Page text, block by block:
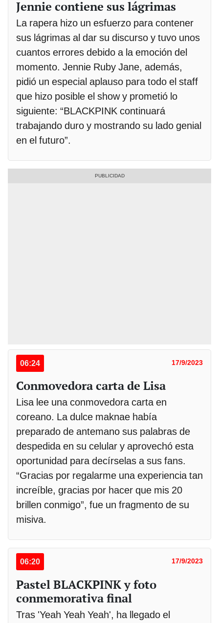
Jennie contiene sus lágrimas
La rapera hizo un esfuerzo para contener
sus lágrimas al dar su discurso y tuvo unos
cuantos errores debido a la emoción del
momento. Jennie Ruby Jane, además,
pidió un especial aplauso para todo el staff
que hizo posible el show y prometió lo
siguiente: “BLACKPINK continuará
trabajando duro y mostrando su lado genial
en el futuro”.
06:24 17/9/2023
Conmovedora carta de Lisa
Lisa lee una conmovedora carta en
coreano. La dulce maknae había
preparado de antemano sus palabras de
despedida en su celular y aprovechó esta
oportunidad para decírselas a sus fans.
“Gracias por regalarme una experiencia tan
increíble, gracias por hacer que mis 20
brillen conmigo”, fue un fragmento de su
misiva.
06:20 17/9/2023
Pastel BLACKPINK y foto
conmemorativa final
Tras 'Yeah Yeah Yeah', ha llegado el